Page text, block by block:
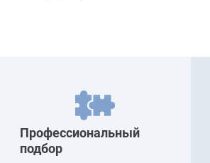
Профессиональный
подбор